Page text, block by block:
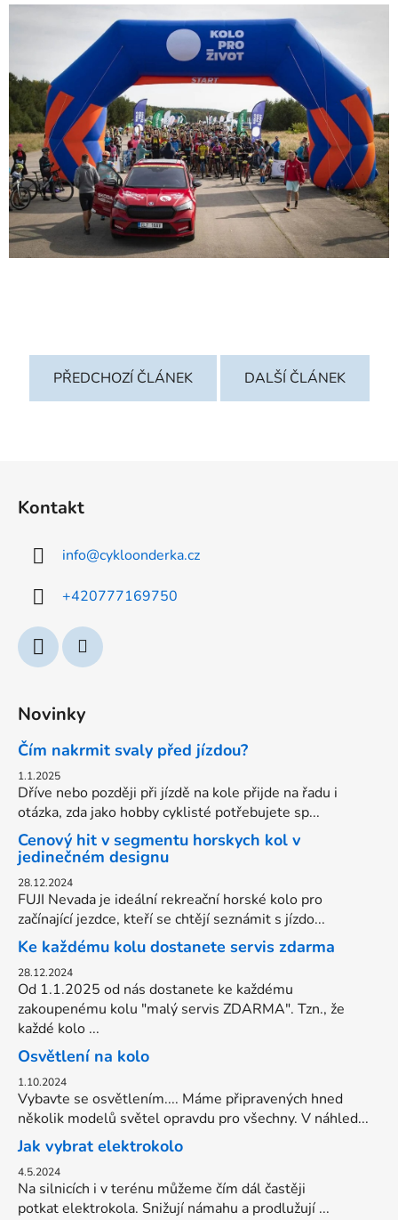
PŘEDCHOZÍ ČLÁNEK DALŠÍ ČLÁNEK
Kontakt
info@cykloonderka.cz
+420777169750
Novinky
Čím nakrmit svaly před jízdou?
1.1.2025
Dříve nebo později při jízdě na kole přijde na řadu i
otázka, zda jako hobby cyklisté potřebujete sp...
Cenový hit v segmentu horskych kol v
jedinečném designu
28.12.2024
FUJI Nevada je ideální rekreační horské kolo pro
začínající jezdce, kteří se chtějí seznámit s jízdo...
Ke každému kolu dostanete servis zdarma
28.12.2024
Od 1.1.2025 od nás dostanete ke každému
zakoupenému kolu "malý servis ZDARMA". Tzn., že
každé kolo ...
Osvětlení na kolo
1.10.2024
Vybavte se osvětlením.... Máme připravených hned
několik modelů světel opravdu pro všechny. V náhled...
Jak vybrat elektrokolo
4.5.2024
Na silnicích i v terénu můžeme čím dál častěji
potkat elektrokola. Snižují námahu a prodlužují ...